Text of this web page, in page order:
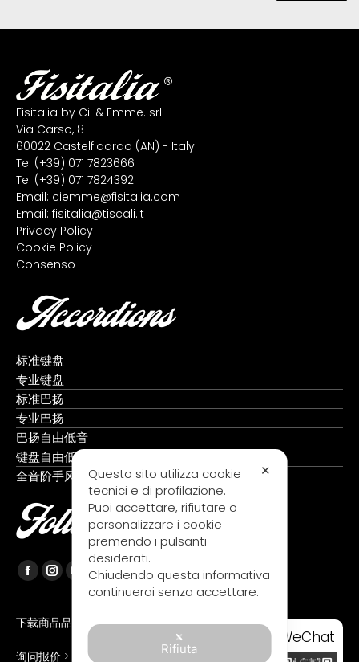
Fisitalia by Ci. & Emme. srl
Via Carso, 8
60022 Castelfidardo (AN) - Italy
Tel (+39) 071 7823666
Tel (+39) 071 7824392
Email: ciemme@fisitalia.com
Email: fisitalia@tiscali.it
Privacy Policy
Cookie Policy
Consenso
WeChat
Accordions
标准键盘
专业键盘
标准巴扬
专业巴扬
巴扬自由低音
键盘自由低音
全音阶手风琴
Follow us
Facebook
opens
in
Instagram
opens
in
YouTube
page
opens
下载商品品目录 >
询问报价 >
✕
Questo sito utilizza cookie
tecnici e di profilazione.
Puoi accettare, rifiutare o
personalizzare i cookie
premendo i pulsanti
desiderati.
Chiudendo questa informativa
continuerai senza accettare.
Rifiuta